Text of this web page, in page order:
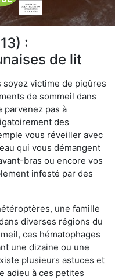
:
de lit
victime de piqûres
de sommeil dans
parvenez pas à
des
vous réveiller avec
qui vous démangent
bras ou encore vos
infesté par des
une famille
diverses régions du
ces hématophages
une dizaine ou une
plusieurs astuces et
adieu à ces petites